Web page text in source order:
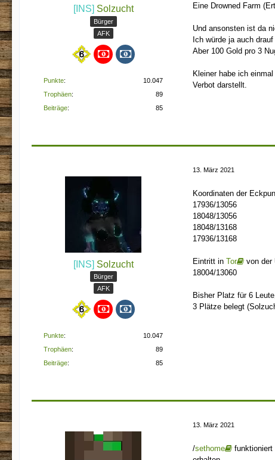
[INS] Solzucht
Bürger
AFK
Punkte
10.047
Trophäen
89
Beiträge
85
Eine Drowned Farm
Und ansonsten ist da
Ich würde ja auch
Aber 100 Gold pro 3
Kleiner habe ich
Verbot darstellt.
[INS] Solzucht
Bürger
AFK
Punkte
10.047
Trophäen
89
Beiträge
85
13. März 2021
Koordinaten der
17936/13056
18048/13056
18048/13168
17936/13168
Eintritt in Tor
von der
18004/13060
Bisher Platz für 6
3 Plätze belegt
13. März 2021
/sethome funktioniert